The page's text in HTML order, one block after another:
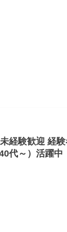
経験歓迎 経
代～）活躍中